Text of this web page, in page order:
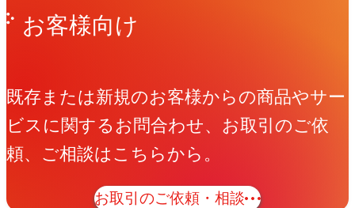
お客様向け
既存または新規のお客様からの商品やサー
ビスに関するお問合わせ、お取引のご依
頼、ご相談はこちらから。
お取引のご依頼・相談